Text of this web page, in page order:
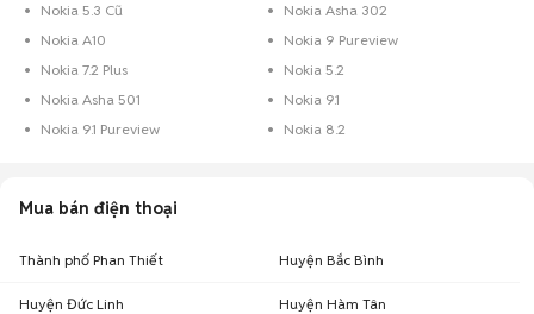
Nokia 5.3 Cũ
Nokia Asha 302
Nokia A10
Nokia 9 Pureview
Nokia 7.2 Plus
Nokia 5.2
Nokia Asha 501
Nokia 9.1
Nokia 9.1 Pureview
Nokia 8.2
Mua bán điện thoại
Thành phố Phan Thiết Huyện Bắc Bình
Huyện Đức Linh Huyện Hàm Tân